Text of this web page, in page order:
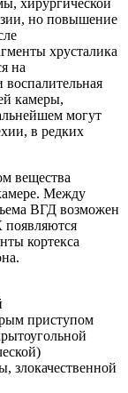
хирургической
но повышение
хрусталика
на
камеры,
могут
в редких
вещества
Между
ВГД возможен
появляются
кортекса
приступом
злокачественной